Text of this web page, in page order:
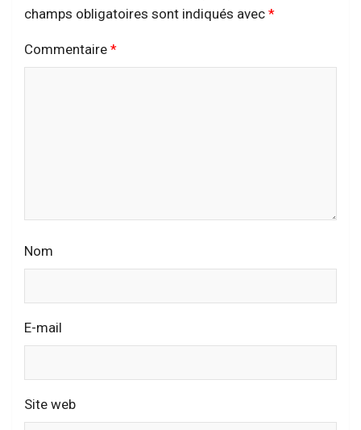
champs obligatoires sont indiqués avec *
Commentaire *
Nom
E-mail
Site web